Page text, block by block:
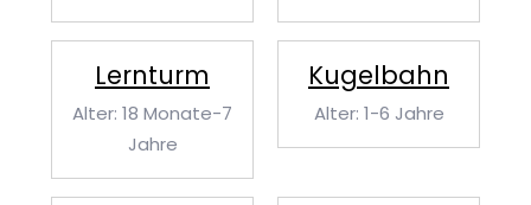
Lernturm
Alter: 18 Monate-7
Jahre
Kugelbahn
Alter: 1-6 Jahre